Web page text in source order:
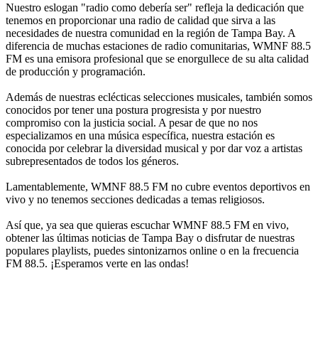
Nuestro eslogan "radio como debería ser" refleja la dedicación que
tenemos en proporcionar una radio de calidad que sirva a las
necesidades de nuestra comunidad en la región de Tampa Bay. A
diferencia de muchas estaciones de radio comunitarias, WMNF 88.5
FM es una emisora profesional que se enorgullece de su alta calidad
de producción y programación.
Además de nuestras eclécticas selecciones musicales, también somos
conocidos por tener una postura progresista y por nuestro
compromiso con la justicia social. A pesar de que no nos
especializamos en una música específica, nuestra estación es
conocida por celebrar la diversidad musical y por dar voz a artistas
subrepresentados de todos los géneros.
Lamentablemente, WMNF 88.5 FM no cubre eventos deportivos en
vivo y no tenemos secciones dedicadas a temas religiosos.
Así que, ya sea que quieras escuchar WMNF 88.5 FM en vivo,
obtener las últimas noticias de Tampa Bay o disfrutar de nuestras
populares playlists, puedes sintonizarnos online o en la frecuencia
FM 88.5. ¡Esperamos verte en las ondas!